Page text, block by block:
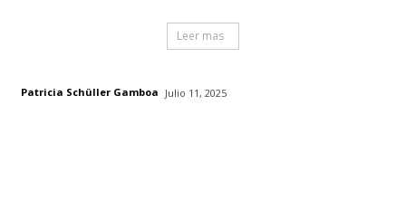
Leer mas
Patricia Schüller Gamboa Julio 11, 2025